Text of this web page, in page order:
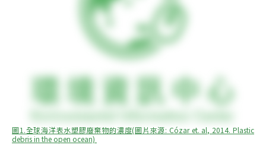
圖1.全球海洋表水塑膠廢棄物的濃度(圖片來源: Cózar et. al, 2014. Plastic
debris in the open ocean)